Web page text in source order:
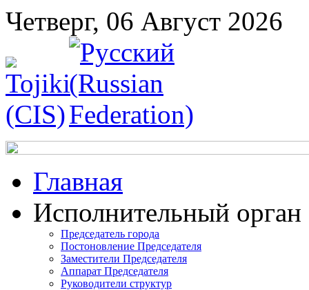
Четверг, 06 Август 2026
Главная
Исполнительный орган
Председатель города
Постоновление Председателя
Заместители Председателя
Аппарат Председателя
Руководители структур